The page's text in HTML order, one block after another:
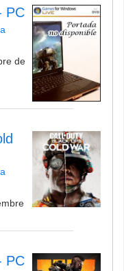
PC
de
PC